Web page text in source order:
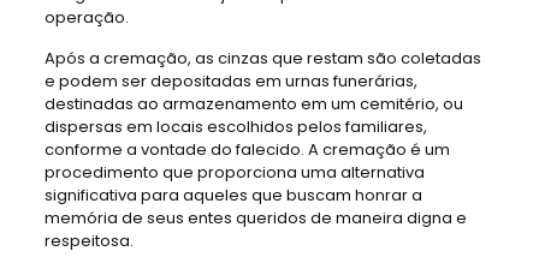
operação.
Após a cremação, as cinzas que restam são coletadas
e podem ser depositadas em urnas funerárias,
destinadas ao armazenamento em um cemitério, ou
dispersas em locais escolhidos pelos familiares,
conforme a vontade do falecido. A cremação é um
procedimento que proporciona uma alternativa
significativa para aqueles que buscam honrar a
memória de seus entes queridos de maneira digna e
respeitosa.